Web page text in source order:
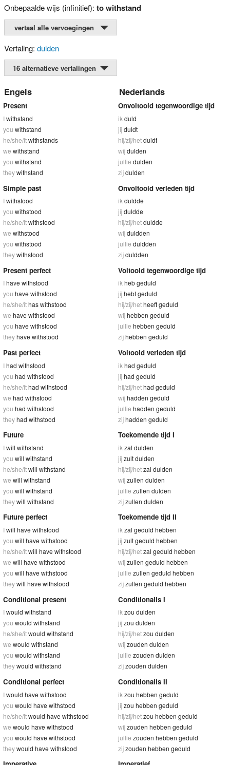
Onbepaalde wijs (infinitief): to withstand
vertaal alle vervoegingen
Vertaling: dulden
16 alternatieve vertalingen
Engels Nederlands
Present
Iwithstand
you withstand
he/she/itwithstands
we withstand
you withstand
theywithstand
Onvoltooid tegenwoordige tijd
ik duld
jijduldt
hij/zij/hetduldt
wijdulden
jullie dulden
zijdulden
Simple past
Iwithstood
you withstood
he/she/itwithstood
we withstood
you withstood
theywithstood
Onvoltooid verleden tijd
ik duldde
jijduldde
hij/zij/hetduldde
wijduldden
jullie duldden
zijduldden
Present perfect
Ihave withstood
you have withstood
he/she/ithas withstood
we have withstood
you have withstood
theyhave withstood
Voltooid tegenwoordige tijd
ikheb geduld
jijhebt geduld
hij/zij/hetheeft geduld
wijhebben geduld
jullie hebben geduld
zijhebben geduld
Past perfect
Ihad withstood
you had withstood
he/she/ithad withstood
we had withstood
you had withstood
theyhad withstood
Voltooid verleden tijd
ik had geduld
jijhad geduld
hij/zij/hethad geduld
wijhadden geduld
jullie hadden geduld
zijhadden geduld
Future
Iwill withstand
you will withstand
he/she/itwill withstand
we will withstand
you will withstand
theywill withstand
Toekomende tijd I
ik zal dulden
jijzult dulden
hij/zij/hetzal dulden
wijzullen dulden
jullie zullen dulden
zijzullen dulden
Future perfect
Iwill have withstood
you will have withstood
he/she/itwill have withstood
we will have withstood
you will have withstood
theywill have withstood
Toekomende tijd II
ik zal geduld hebben
jijzult geduld hebben
hij/zij/hetzal geduld hebben
wijzullen geduld hebben
jullie zullen geduld hebben
zijzullen geduld hebben
Conditional present
Iwould withstand
you would withstand
he/she/itwould withstand
we would withstand
you would withstand
theywould withstand
Conditionalis I
ik zou dulden
jijzou dulden
hij/zij/hetzou dulden
wijzouden dulden
jullie zouden dulden
zijzouden dulden
Conditional perfect
Iwould have withstood
you would have withstood
he/she/itwould have withstood
we would have withstood
you would have withstood
theywould have withstood
Conditionalis II
ik zou hebben geduld
jijzou hebben geduld
hij/zij/hetzou hebben geduld
wijzouden hebben geduld
jullie zouden hebben geduld
zijzouden hebben geduld